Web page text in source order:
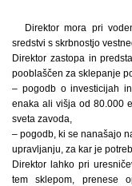
Direktor mora pri
sredstvi s skrbnostjo
Direktor zastopa in
pooblaščen za sklepanje
– pogodb o investicijah
enaka ali višja od 80.000
sveta zavoda,
– pogodb, ki se nanašajo
upravljanju, za kar je
Direktor lahko pri
tem sklepom, prenese